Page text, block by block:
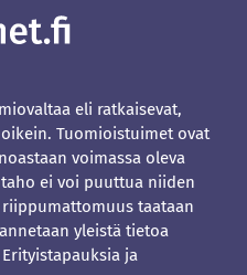
eli ratkaisevat,
Tuomioistuimet ovat
voimassa oleva
ei voi puuttua niiden
taataan
yleistä tietoa
ja